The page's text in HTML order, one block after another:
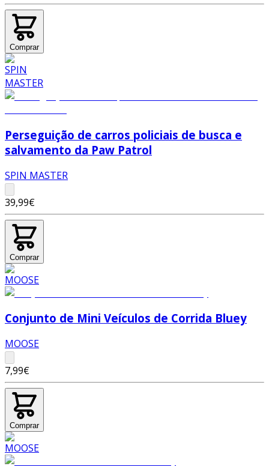
Comprar
Perseguição de carros policiais de busca e
salvamento da Paw Patrol
SPIN MASTER
39,99€
Comprar
Conjunto de Mini Veículos de Corrida Bluey
MOOSE
7,99€
Comprar